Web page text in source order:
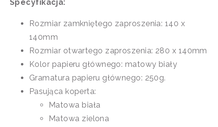
Specyfikacja:
Rozmiar zamkniętego zaproszenia: 140 x
140mm
Rozmiar otwartego zaproszenia: 280 x 140mm
Kolor papieru głównego: matowy biały
Gramatura papieru głównego: 250g.
Pasująca koperta:
Matowa biała
Matowa zielona